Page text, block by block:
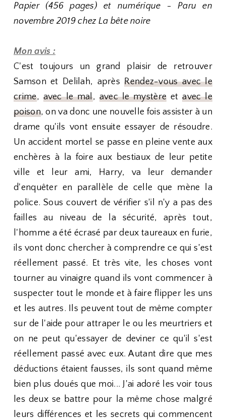
Papier (456 pages) et numérique - Paru en
novembre 2019 chez La bête noire
Mon avis :
C'est toujours un grand plaisir de retrouver
Samson et Delilah, aprèsRendez-vous avec le
crime, avec le mal, avec le mystère etavec le
poison, on va donc une nouvelle fois assister à un
drame qu'ils vont ensuite essayer de résoudre.
Un accident mortel se passe en pleine vente aux
enchères à la foire aux bestiaux de leur petite
ville et leur ami, Harry, va leur demander
d'enquêter en parallèle de celle que mène la
police. Sous couvert de vérifier s'il n'y a pas des
failles au niveau de la sécurité, après tout,
l'homme a été écrasé par deux taureaux en furie,
ils vont donc chercher à comprendre ce qui s'est
réellement passé. Et très vite, les choses vont
tourner au vinaigre quand ils vont commencer à
suspecter tout le monde et à faire flipper les uns
et les autres. Ils peuvent tout de même compter
sur de l'aide pour attraper le ou les meurtriers et
on ne peut qu'essayer de deviner ce qu'il s'est
réellement passé avec eux. Autant dire que mes
déductions étaient fausses, ils sont quand même
bien plus doués que moi... J'ai adoré les voir tous
les deux se battre pour la même chose malgré
leurs différences et les secrets qui commencent